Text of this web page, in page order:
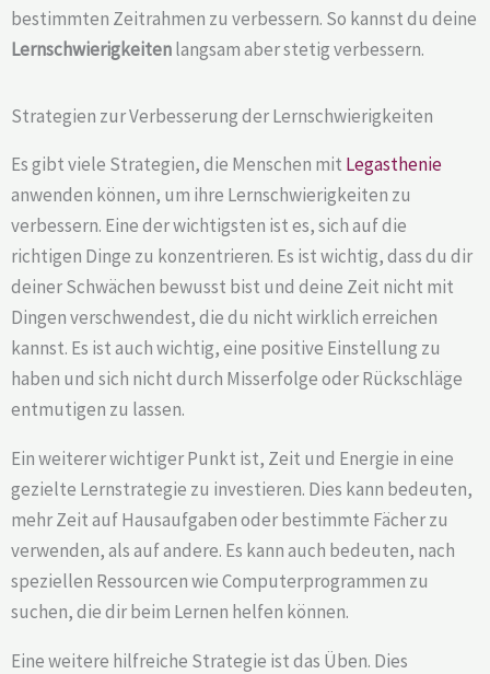
bestimmten Zeitrahmen zu verbessern. So kannst du deine
Lernschwierigkeitenlangsam aber stetig verbessern.
Strategien zur Verbesserung der Lernschwierigkeiten
Es gibt viele Strategien, die Menschen mit Legasthenie
anwenden können, um ihre Lernschwierigkeiten zu
verbessern. Eine der wichtigsten ist es, sich auf die
richtigen Dinge zu konzentrieren. Es ist wichtig, dass du dir
deiner Schwächen bewusst bist und deine Zeit nicht mit
Dingen verschwendest, die du nicht wirklich erreichen
kannst. Es ist auch wichtig, eine positive Einstellung zu
haben und sich nicht durch Misserfolge oder Rückschläge
entmutigen zu lassen.
Ein weiterer wichtiger Punkt ist, Zeit und Energie in eine
gezielte Lernstrategie zu investieren. Dies kann bedeuten,
mehr Zeit auf Hausaufgaben oder bestimmte Fächer zu
verwenden, als auf andere. Es kann auch bedeuten, nach
speziellen Ressourcen wie Computerprogrammen zu
suchen, die dir beim Lernen helfen können.
Eine weitere hilfreiche Strategie ist das Üben. Dies